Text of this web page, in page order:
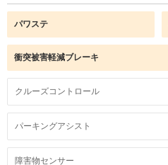
パワステ
衝突被害軽減ブレーキ
クルーズコントロール
パーキングアシスト
障害物センサー